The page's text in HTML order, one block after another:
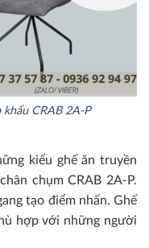
khẩu CRAB 2A-P
kiểu ghế ăn truyền
chụm CRAB 2A-P.
tạo điểm nhấn. Ghế
hợp với những người